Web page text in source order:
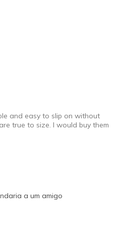
and easy to slip on without
true to size. I would buy them
a um amigo